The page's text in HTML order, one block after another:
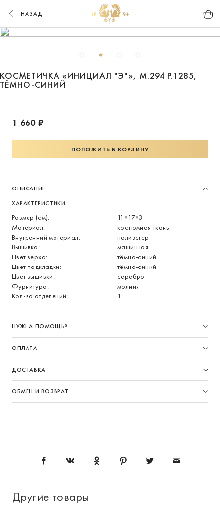
НАЗАД
КОСМЕТИЧКА «ИНИЦИАЛ "Э"», М.294 Р.1285,
ТЁМНО-СИНИЙ
1 660 ₽
ПОЛОЖИТЬ В КОРЗИНУ
ОПИСАНИЕ
ХАРАКТЕРИСТИКИ
Размер (см):
11×17×3
Материал:
костюмная ткань
Внутренний материал:
полиэстер
Вышивка:
машинная
Цвет верха:
тёмно-синий
Цвет подкладки:
тёмно-синий
Цвет вышивки:
серебро
Фурнитура:
молния
Кол-во отделений:
1
НУЖНА ПОМОЩЬ?
ОПЛАТА
ДОСТАВКА
ОБМЕН И ВОЗВРАТ
Другие товары